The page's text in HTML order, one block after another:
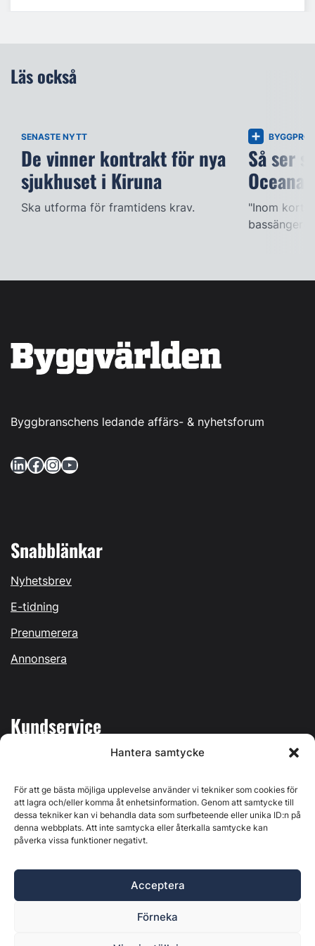
Hantera samtycke
För att ge bästa möjliga upplevelse använder vi tekniker som cookies för
att lagra och/eller komma åt enhetsinformation. Genom att samtycke till
dessa tekniker kan vi behandla data som surfbeteende eller unika ID:n på
denna webbplats. Att inte samtycka eller återkalla samtycke kan
påverka vissa funktioner negativt.
Acceptera
Förneka
Läs också
SENASTE NYTT
De vinner kontrakt för nya
sjukhuset i Kiruna
Ska utforma för framtidens krav.
Så ser
Oceana
"Inom kort
Byggbranschens ledande affärs- & nyhetsforum
LinkedIn Facebook InstagramYouTube
Snabblänkar
Nyhetsbrev
E-tidning
Prenumerera
Annonsera
Kundservice
Kontakta oss
Östernäsvägen 1, 827 32 Ljusdal, org.nr: 556625-6425 -
Ansvarig utgivare: Henrik Ekberg. Innehållet på denna
webbplats är upphovsrättsligt skyddat. Ange källa vid citering.
Byggvärlden är en del avMarknadsdatagruppen
Policy för datahantering, integritet och cookies